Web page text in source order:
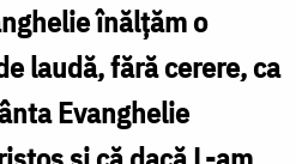
înălțăm o
laudă, fără cerere, ca
Evanghelie